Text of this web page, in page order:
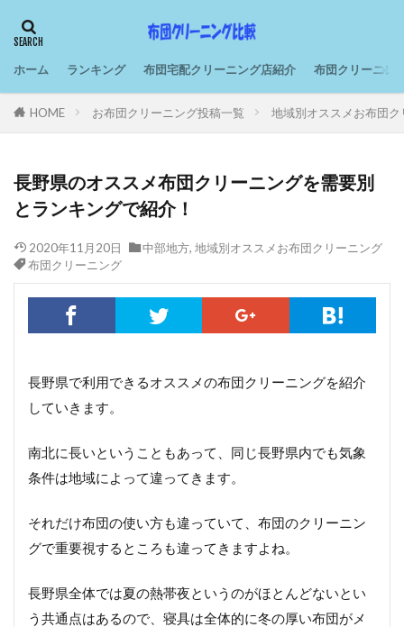
ホーム ランキング 布団宅配クリーニング店紹介 布団クリーニン
HOME お布団クリーニング投稿一覧 地域別オススメお布団ク
長野県のオススメ布団クリーニングを需要別
とランキングで紹介！
2020年11月20日 中部地方, 地域別オススメお布団クリーニング
布団クリーニング
長野県で利用できるオススメの布団クリーニングを紹介
していきます。
南北に長いということもあって、同じ長野県内でも気象
条件は地域によって違ってきます。
それだけ布団の使い方も違っていて、布団のクリーニン
グで重要視するところも違ってきますよね。
長野県全体では夏の熱帯夜というのがほとんどないとい
う共通点はあるので、寝具は全体的に冬の厚い布団がメ